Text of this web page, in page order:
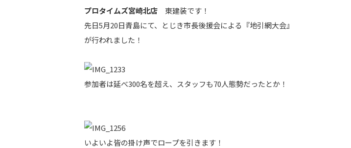
プロタイムズ宮崎北店 東建装です！
先日5月20日青島にて、とじき市長後援会による『地引網大会』
が行われました！
参加者は延べ300名を超え、スタッフも70人態勢だったとか！
いよいよ皆の掛け声でロープを引きます！